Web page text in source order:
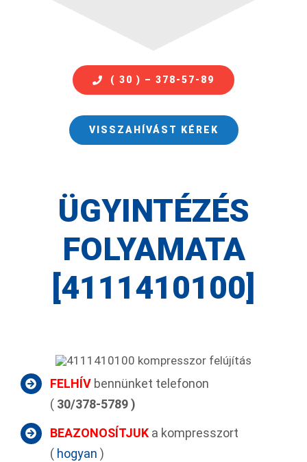
( 30 ) – 378-57-89
VISSZAHÍVÁST KÉREK
ÜGYINTÉZÉS
FOLYAMATA
[4111410100]
FELHÍV bennünket telefonon
( 30/378-5789 )
BEAZONOSÍTJUK a kompresszort
( hogyan )